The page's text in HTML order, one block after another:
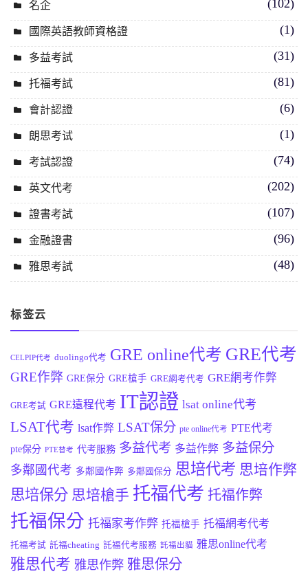
名企 (102)
國際英語教師資格證 (1)
多益考試 (31)
托福考試 (81)
會計認證 (6)
朗思考试 (1)
考試認證 (74)
英文代考 (202)
證書考試 (107)
金融證書 (96)
雅思考試 (48)
标签云
CELPIP代考 duolingo代考 GRE online代考 GRE代考
GRE作弊 GRE保分 GRE槍手 GRE網考代考 GRE網考作弊
GRE考試 GRE遠程代考 IT認證 lsat online代考
LSAT代考 lsat作弊 LSAT保分 pte online代考 PTE代考
pte保分 PTE替考 代考服務 多益代考 多益作弊 多益保分
多鄰國代考 多鄰國作弊 多鄰國保分 思培代考 思培作弊
思培保分 思培槍手 托福代考 托福作弊
托福保分 托福家考作弊 托福槍手 托福網考代考
托福考試 託福cheating 託福代考服務 託福出貓 雅思online代考
雅思代考 雅思作弊 雅思保分